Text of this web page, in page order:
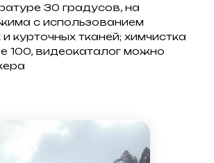
30 градусов, на
с использованием
курточных тканей; химчистка
100, видеокаталог можно